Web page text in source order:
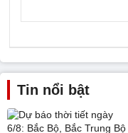
Tin nổi bật